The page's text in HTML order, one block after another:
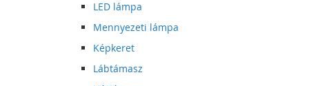
LED lámpa
Mennyezeti lámpa
Képkeret
Lábtámasz